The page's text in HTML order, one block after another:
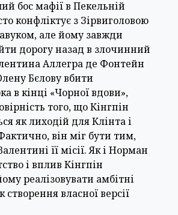
бос мафії в Пекельній
конфліктує з Зірвиголовою
але йому завжди
дорогу назад в злочинний
Аллегра де Фонтейн
Бєлову вбити
в кінці «Чорної вдови»,
того, що Кінгпін
як лиходій для Клінта і
він міг бути тим,
її місії. Як і Норман
і вплив Кінгпін
реалізовувати амбітні
створення власної версії